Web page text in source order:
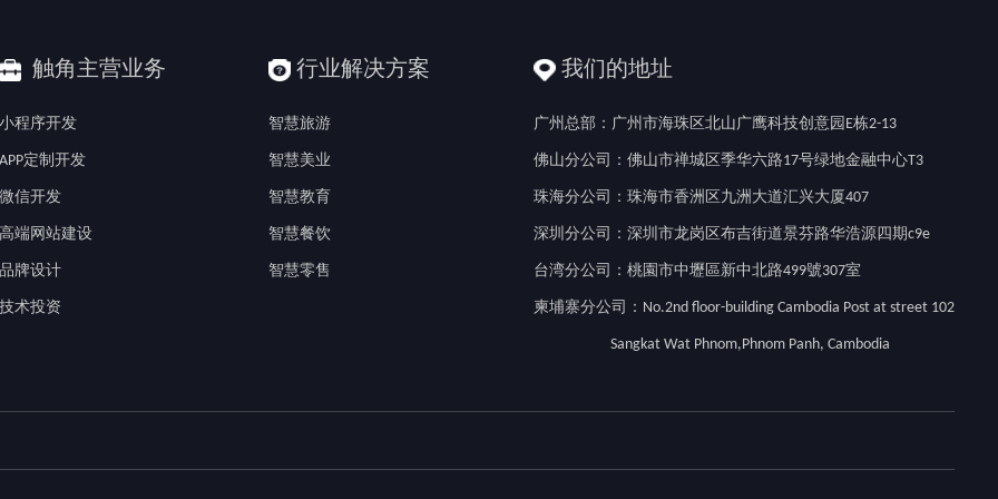
触角主营业务
程序开发
定制开发
信开发
端网站建设
牌设计
术投资
行业解决方案
智慧旅游
智慧美业
智慧教育
智慧餐饮
智慧零售
我们的地址
广州总部：广州市海珠区北山广鹰科技创意园E栋2-13
佛山分公司：佛山市禅城区季华六路17号绿地金融中心T3
珠海分公司：珠海市香洲区九洲大道汇兴大厦407
深圳分公司：深圳市龙岗区布吉街道景芬路华浩源四期c9e
台湾分公司：桃園市中壢區新中北路499號307室
柬埔寨分公司：No.2nd floor-building Cambodia Post at street 102
Sangkat Wat Phnom,Phnom Panh, Cambodia